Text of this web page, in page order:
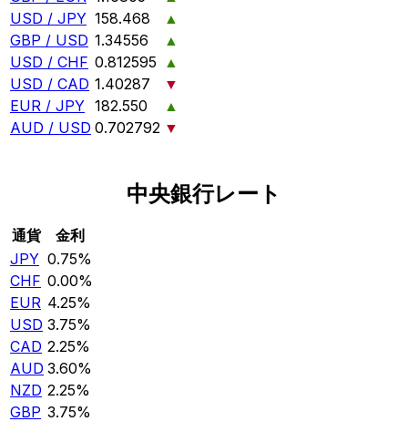
USD / JPY 158.468
▲
GBP / USD 1.34556
▲
USD / CHF 0.812595 ▲
USD / CAD 1.40287
▼
EUR / JPY 182.550
▲
AUD / USD 0.702792 ▼
中央銀行レート
通貨
金利
JPY 0.75%
CHF 0.00%
EUR 4.25%
USD 3.75%
CAD 2.25%
AUD 3.60%
NZD 2.25%
GBP 3.75%